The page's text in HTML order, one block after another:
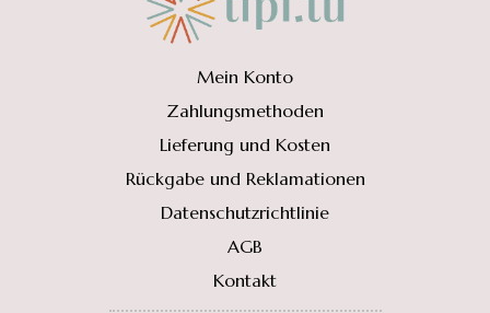
Mein Konto
Zahlungsmethoden
Lieferung und Kosten
Rückgabe und Reklamationen
Datenschutzrichtlinie
AGB
Kontakt